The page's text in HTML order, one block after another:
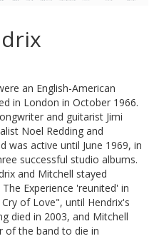
an English-American
in London in October 1966.
and guitarist Jimi
Noel Redding and
was active until June 1969, in
successful studio albums.
and Mitchell stayed
Experience 'reunited' in
of Love", until Hendrix's
died in 2003, and Mitchell
of the band to die in